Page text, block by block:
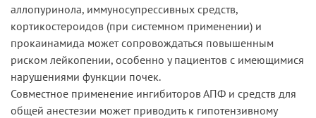
аллопуринола, иммуносупрессивных средств,
кортикостероидов (при системном применении) и
прокаинамида может сопровождаться повышенным
риском лейкопении, особенно у пациентов с имеющимися
нарушениями функции почек.
Совместное применение ингибиторов АПФ и средств для
общей анестезии может приводить к гипотензивному